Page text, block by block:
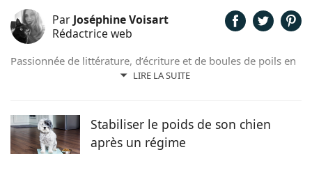
Par Joséphine Voisart
Rédactrice web
LIRE LA SUITE
Passionnée de littérature, d’écriture et de boules de poils en
tout genre, c’est tout naturellement que Joséphine a décidé
l’inspiration et la joie de vivre au quotidien !
Stabiliser le poids de son chien
après un régime